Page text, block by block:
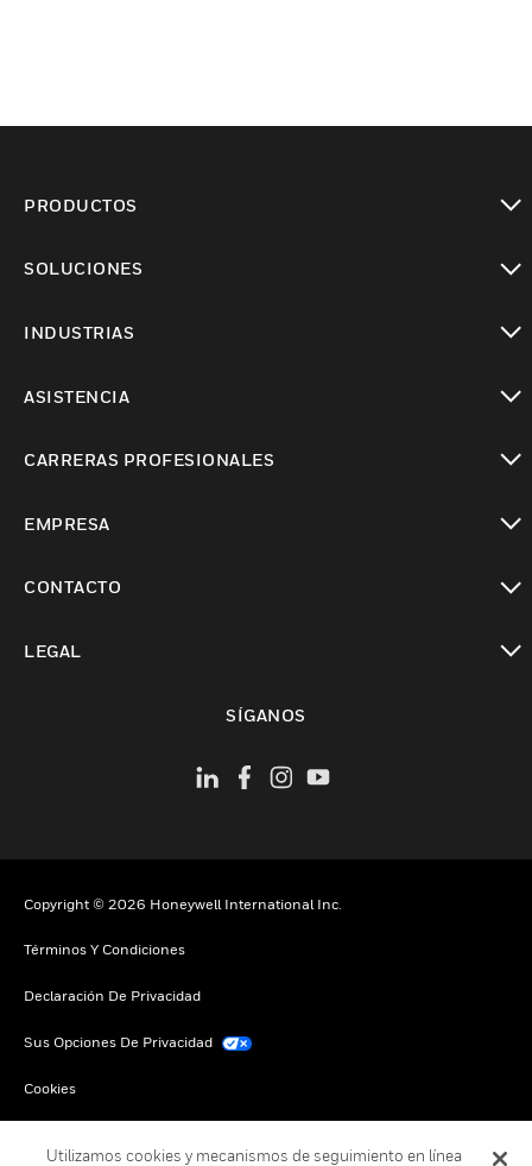
PRODUCTOS
SOLUCIONES
INDUSTRIAS
ASISTENCIA
CARRERAS PROFESIONALES
EMPRESA
CONTACTO
LEGAL
SÍGANOS
Copyright © 2026 Honeywell International Inc.
Términos Y Condiciones
Declaración De Privacidad
Sus Opciones De Privacidad
Cookies
Utilizamos cookies y mecanismos de seguimiento en línea